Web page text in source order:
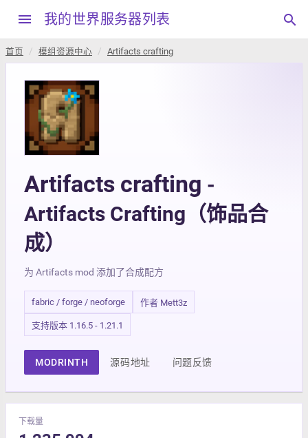
menu 我的世界服务器列表 search
首页 模组资源中心 Artifacts crafting
Artifacts crafting -
Artifacts Crafting（饰品合
成）
为 Artifacts mod 添加了合成配方
fabric / forge / neoforge 作者 Mett3z
支持版本 1.16.5 - 1.21.1
MODRINTH 源码地址 问题反馈
下载量